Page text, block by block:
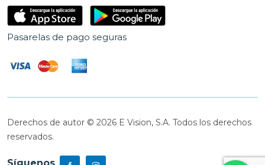
Pasarelas de pago seguras
Derechos de autor © 2026 E Vision, S.A. Todos los derechos
reservados.